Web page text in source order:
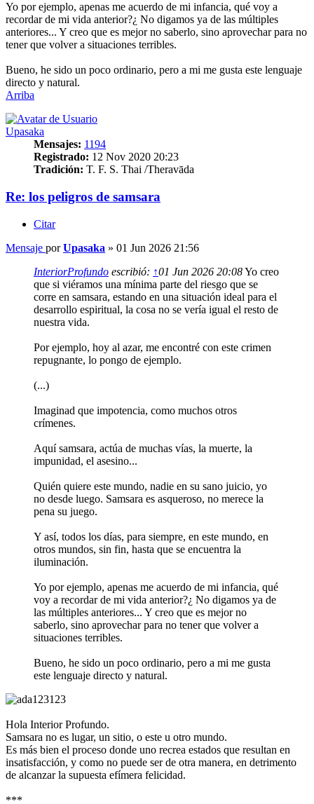
Yo por ejemplo, apenas me acuerdo de mi infancia, qué voy a
recordar de mi vida anterior?¿ No digamos ya de las múltiples
anteriores... Y creo que es mejor no saberlo, sino aprovechar para no
tener que volver a situaciones terribles.
Bueno, he sido un poco ordinario, pero a mi me gusta este lenguaje
directo y natural.
Arriba
Upasaka
Mensajes: 1194
Registrado: 12 Nov 2020 20:23
Tradición: T. F. S. Thai /Theravāda
Re: los peligros de samsara
Citar
Mensaje porUpasaka » 01 Jun 2026 21:56
InteriorProfundo escribió: ↑01 Jun 2026 20:08Yo creo
que si viéramos una mínima parte del riesgo que se
corre en samsara, estando en una situación ideal para el
desarrollo espiritual, la cosa no se vería igual el resto de
nuestra vida.
Por ejemplo, hoy al azar, me encontré con este crimen
repugnante, lo pongo de ejemplo.
(...)
Imaginad que impotencia, como muchos otros
crímenes.
Aquí samsara, actúa de muchas vías, la muerte, la
impunidad, el asesino...
Quién quiere este mundo, nadie en su sano juicio, yo
no desde luego. Samsara es asqueroso, no merece la
pena su juego.
Y así, todos los días, para siempre, en este mundo, en
otros mundos, sin fin, hasta que se encuentra la
iluminación.
Yo por ejemplo, apenas me acuerdo de mi infancia, qué
voy a recordar de mi vida anterior?¿ No digamos ya de
las múltiples anteriores... Y creo que es mejor no
saberlo, sino aprovechar para no tener que volver a
situaciones terribles.
Bueno, he sido un poco ordinario, pero a mi me gusta
este lenguaje directo y natural.
Hola Interior Profundo.
Samsara no es lugar, un sitio, o este u otro mundo.
Es más bien el proceso donde uno recrea estados que resultan en
insatisfacción, y como no puede ser de otra manera, en detrimento
de alcanzar la supuesta efímera felicidad.
***